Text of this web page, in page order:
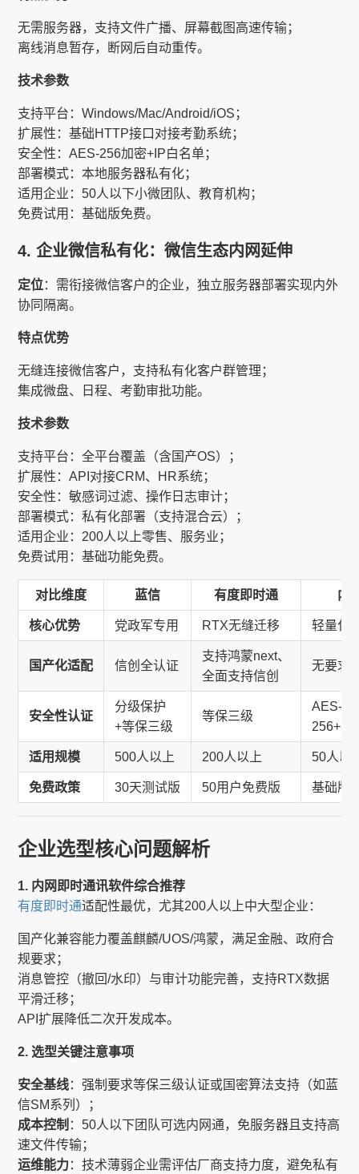
无需服务器，支持文件广播、屏幕截图高速传输；
离线消息暂存，断网后自动重传。
技术参数
支持平台：Windows/Mac/Android/iOS；
扩展性：基础HTTP接口对接考勤系统；
安全性：AES-256加密+IP白名单；
部署模式：本地服务器私有化；
适用企业：50人以下小微团队、教育机构；
免费试用：基础版免费。
4. 企业微信私有化：微信生态内网延伸
定位：需衔接微信客户的企业，独立服务器部署实现内外
协同隔离。
特点优势
无缝连接微信客户，支持私有化客户群管理；
集成微盘、日程、考勤审批功能。
技术参数
支持平台：全平台覆盖（含国产OS）；
扩展性：API对接CRM、HR系统；
安全性：敏感词过滤、操作日志审计；
部署模式：私有化部署（支持混合云）；
适用企业：200人以上零售、服务业；
免费试用：基础功能免费。
对比维度 蓝信 有度即时通 内
核心优势 党政军专用 RTX无缝迁移 轻量化
国产化适配 信创全认证
支持鸿蒙next、
全面支持信创
无要求
安全性认证
分级保护
+等保三级
等保三级
AES-
256+IP
适用规模 500人以上 200人以上 50人以
免费政策 30天测试版 50用户免费版 基础版
企业选型核心问题解析
1. 内网即时通讯软件综合推荐
有度即时通适配性最优，尤其200人以上中大型企业：
国产化兼容能力覆盖麒麟/UOS/鸿蒙，满足金融、政府合
规要求；
消息管控（撤回/水印）与审计功能完善，支持RTX数据
平滑迁移；
API扩展降低二次开发成本。
2. 选型关键注意事项
安全基线：强制要求等保三级认证或国密算法支持（如蓝
信SM系列）；
成本控制 ：50人以下团队可选内网通，免服务器且支持高
速文件传输；
运维能力：技术薄弱企业需评估厂商支持力度，避免私有